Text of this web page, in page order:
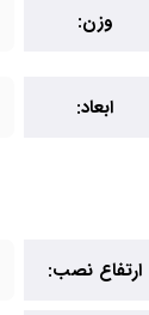
وزن:
ابعاد:
ارتفاع نصب: